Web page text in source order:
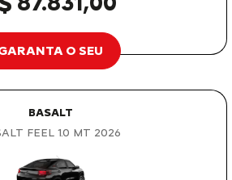
O SEU
BASALT
FEEL 1.0 MT 2026